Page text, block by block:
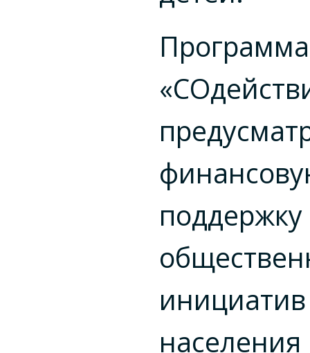
Программа
поддержку
инициатив
населения